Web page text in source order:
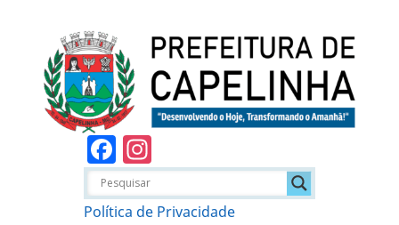
Facebook
Política de Privacidade